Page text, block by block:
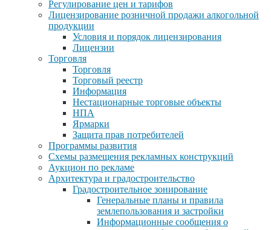
Регулирование цен и тарифов
Лицензирование розничной продажи алкогольной
продукции
Условия и порядок лицензирования
Лицензии
Торговля
Торговля
Торговый реестр
Информация
Нестационарные торговые объекты
НПА
Ярмарки
Защита прав потребителей
Программы развития
Схемы размещения рекламных конструкций
Аукцион по рекламе
Архитектура и градостроительство
Градостроительное зонирование
Генеральные планы и правила
землепользования и застройки
Информационные сообщения о